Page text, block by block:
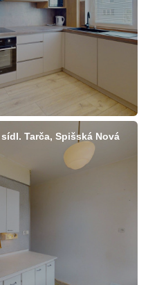
Tarča, Spišská Nová